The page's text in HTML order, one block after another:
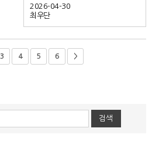
2026-04-30
최우단
3 4 5 6 >